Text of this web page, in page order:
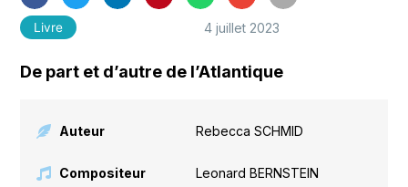
Livre 4 juillet 2023
De part et d’autre de l’Atlantique
Auteur Rebecca SCHMID
Compositeur Leonard BERNSTEIN